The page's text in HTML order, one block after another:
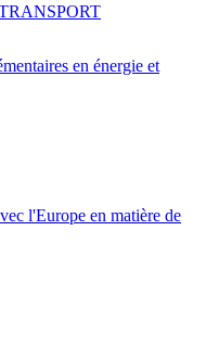
en énergie et
l'Europe en matière de